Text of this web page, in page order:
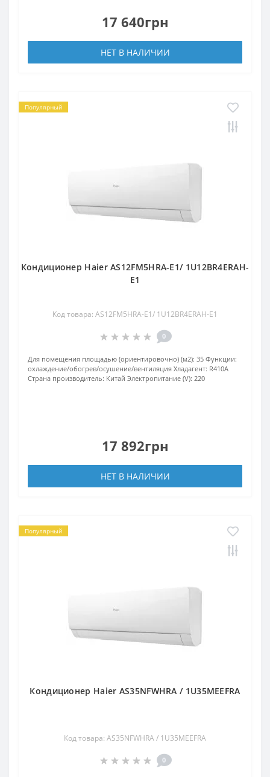
17 640грн
НЕТ В НАЛИЧИИ
Популярный
Кондиционер Haier AS12FM5HRA-E1/ 1U12BR4ERAH-
E1
Код товара: AS12FM5HRA-E1/ 1U12BR4ERAH-E1
0
Для помещения площадью (ориентировочно) (м2): 35 Функции:
охлаждение/обогрев/осушение/вентиляция Хладагент: R410А
Страна производитель: Китай Электропитание (V): 220
17 892грн
НЕТ В НАЛИЧИИ
Популярный
Кондиционер Haier AS35NFWHRA / 1U35MEEFRA
Код товара: AS35NFWHRA / 1U35MEEFRA
0